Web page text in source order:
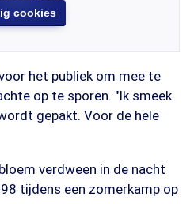
cookies
het publiek om mee te
op te sporen. "Ik smeek
gepakt. Voor de hele
verdween in de nacht
tijdens een zomerkamp op